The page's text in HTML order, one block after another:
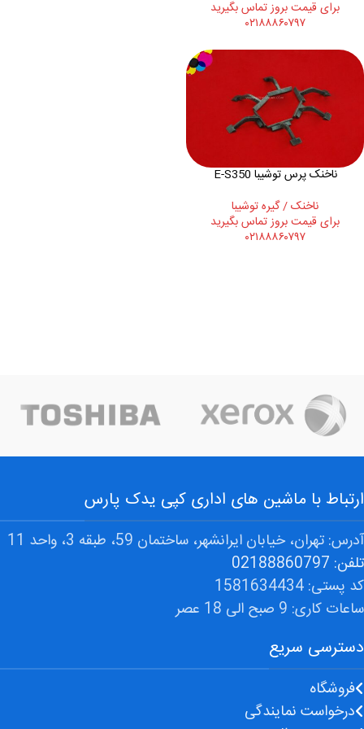
برای قیمت بروز تماس بگیرید
۰۲۱۸۸۸۶۰۷۹۷
ناخنک پرس توشیبا E-S350
ناخنک / گیره توشيبا
برای قیمت بروز تماس بگیرید
۰۲۱۸۸۸۶۰۷۹۷
دسترسی سریع
فروشگاه
درخواست نمایندگی
ارتباط با ماشین های اداری کپی یدک پارس
آدرس: تهران، خیابان ایرانشهر، ساختمان 59، طبقه 3، واحد 11
تلفن: 02188860797
کد پستی: 1581634434
ساعات کاری: 9 صبح الی 18 عصر